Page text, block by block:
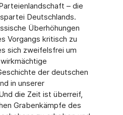
– die
Deutschlands.
Überhöhungen
Vorgangs kritisch zu
sich zweifelsfrei um
der deutschen
in unserer
die Zeit ist überreif,
Grabenkämpfe des